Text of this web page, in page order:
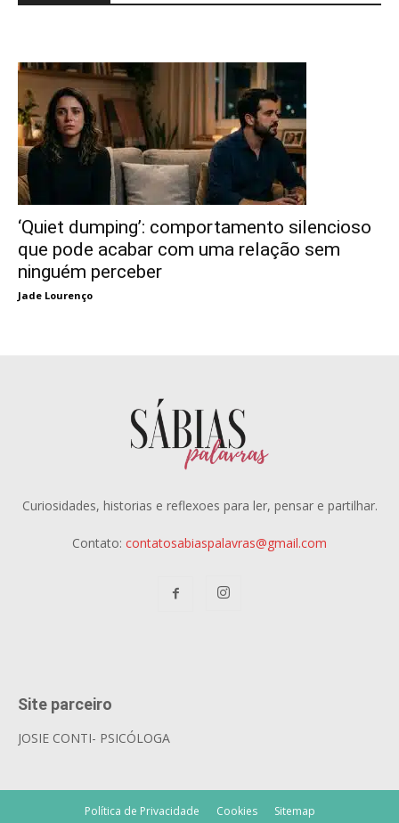
‘Quiet dumping’: comportamento silencioso
que pode acabar com uma relação sem
ninguém perceber
Jade Lourenço
Curiosidades, historias e reflexoes para ler, pensar e partilhar.
Contato: contatosabiaspalavras@gmail.com
Site parceiro
JOSIE CONTI- PSICÓLOGA
Política de Privacidade Cookies Sitemap